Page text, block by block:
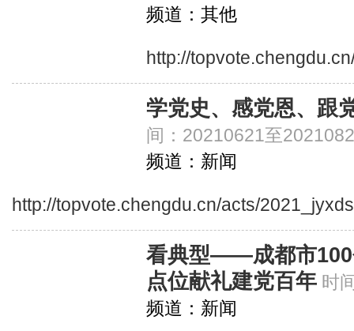
频道：其他
http://
学党史、感党恩、跟
间：20210621至
频道：新闻
http://topvote.chengdu.cn/acts/
看典型——成都市100
点位献礼建党百年 时
频道：新闻